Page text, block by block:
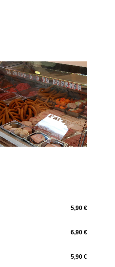
5,90 €
6,90 €
5,90 €